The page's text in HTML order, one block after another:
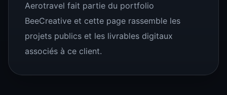
Aerotravel fait partie du portfolio
BeeCreative et cette page rassemble les
projets publics et les livrables digitaux
associés à ce client.